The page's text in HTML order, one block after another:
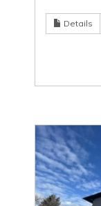
Details